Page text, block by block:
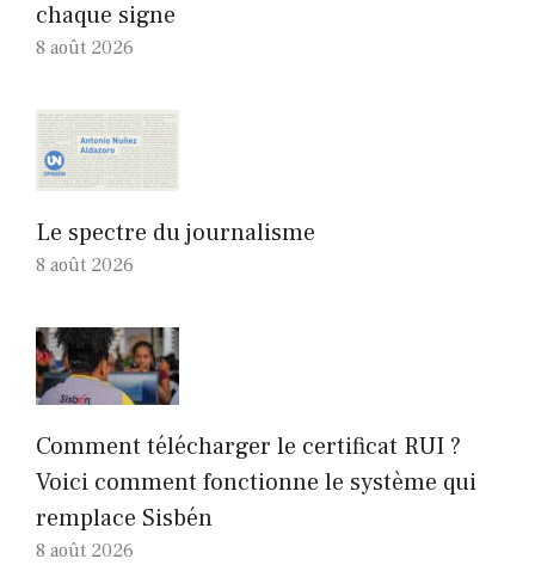
chaque signe
8 août 2026
Le spectre du journalisme
8 août 2026
Comment télécharger le certificat RUI ?
Voici comment fonctionne le système qui
remplace Sisbén
8 août 2026